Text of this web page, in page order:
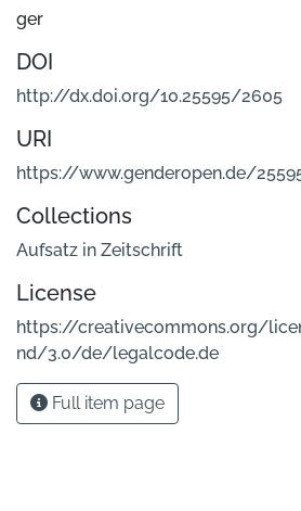
ger
DOI
http://dx.doi.org/10.25595/2605
URI
https://www.genderopen.de/
Collections
Aufsatz in Zeitschrift
License
https://creativecommons.org/
nd/3.0/de/legalcode.de
Full item page